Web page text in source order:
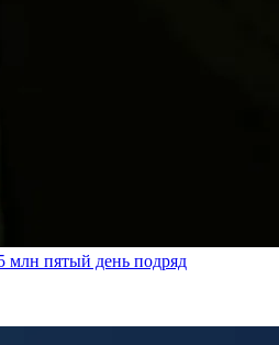
млн пятый день подряд